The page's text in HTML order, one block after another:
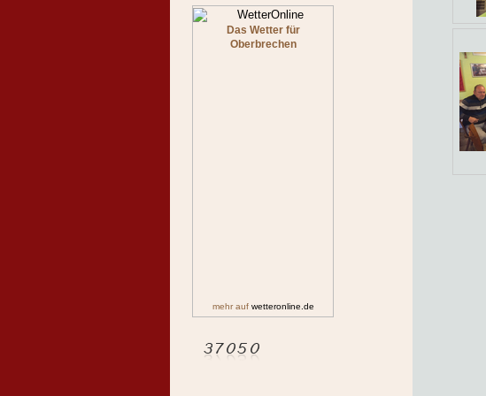
Das Wetter für
Oberbrechen
mehr auf wetteronline.de